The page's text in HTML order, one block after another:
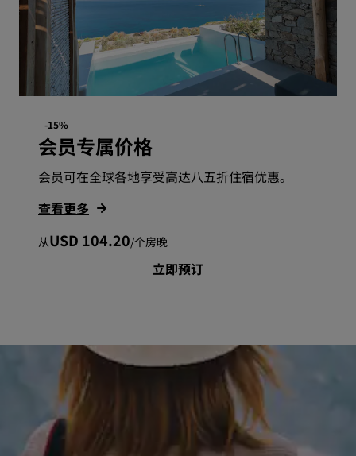
-15%
会员专属价格
会员可在全球各地享受高达八五折住宿优惠。
查看更多
从USD 104.20/个房晚
立即预订